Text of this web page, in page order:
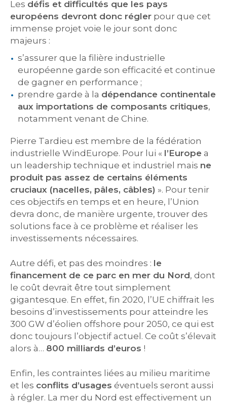
Les défis et difficultés que les pays
européens devront donc régler pour que cet
immense projet voie le jour sont donc
majeurs :
s’assurer que la filière industrielle
européenne garde son efficacité et continue
de gagner en performance ;
prendre garde à la dépendance continentale
aux importations de composants critiques,
notamment venant de Chine.
Pierre Tardieu est membre de la fédération
industrielle WindEurope. Pour lui « l’Europe a
un leadership technique et industriel mais ne
produit pas assez de certains éléments
cruciaux (nacelles, pâles, câbles) ». Pour tenir
ces objectifs en temps et en heure, l’Union
devra donc, de manière urgente, trouver des
solutions face à ce problème et réaliser les
investissements nécessaires.
Autre défi, et pas des moindres : le
financement de ce parc en mer du Nord, dont
le coût devrait être tout simplement
gigantesque. En effet, fin 2020, l’UE chiffrait les
besoins d’investissements pour atteindre les
300 GW d’éolien offshore pour 2050, ce qui est
donc toujours l’objectif actuel. Ce coût s’élevait
alors à… 800 milliards d’euros !
Enfin, les contraintes liées au milieu maritime
et les conflits d’usages éventuels seront aussi
à régler. La mer du Nord est effectivement un